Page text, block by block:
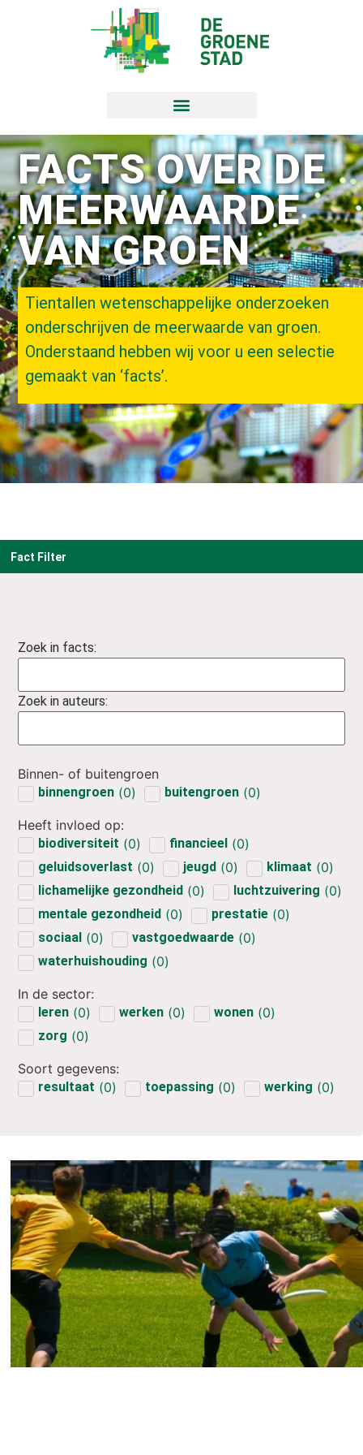
FACTS OVER DE
MEERWAARDE
VAN GROEN
Tientallen wetenschappelijke onderzoeken
onderschrijven de meerwaarde van groen.
Onderstaand hebben wij voor u een selectie
gemaakt van ‘facts’.
Fact Filter
Zoek in facts:
Zoek in auteurs:
Binnen- of buitengroen
binnengroen (0) buitengroen (0)
Heeft invloed op:
biodiversiteit (0) financieel (0)
geluidsoverlast (0) jeugd (0) klimaat (0)
lichamelijke gezondheid (0) luchtzuivering (0)
mentale gezondheid (0) prestatie (0)
sociaal (0) vastgoedwaarde (0)
waterhuishouding (0)
In de sector:
leren (0) werken (0) wonen (0)
zorg (0)
Soort gegevens:
resultaat (0) toepassing (0) werking (0)